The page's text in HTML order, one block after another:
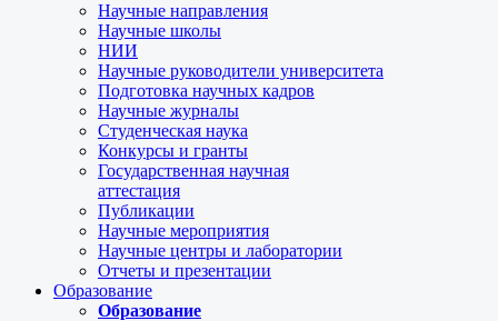
Научные направления
Научные школы
НИИ
Научные руководители университета
Подготовка научных кадров
Научные журналы
Студенческая наука
Конкурсы и гранты
Государственная научная
аттестация
Публикации
Научные мероприятия
Научные центры и лаборатории
Отчеты и презентации
Образование
Образование